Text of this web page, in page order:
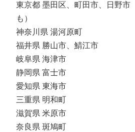
東京都 墨田区、町田市、日野市
も）
神奈川県 湯河原町
福井県 勝山市、鯖江市
岐阜県 海津市
静岡県 富士市
愛知県 東海市
三重県 明和町
滋賀県 米原市
奈良県 斑鳩町